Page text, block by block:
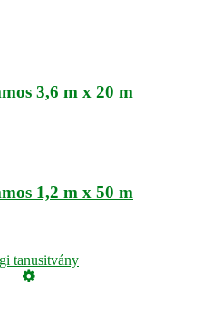
3,6 m x 20 m
1,2 m x 50 m
tanusitvány